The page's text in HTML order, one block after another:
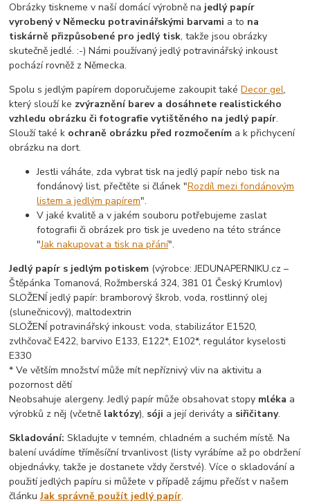
Obrázky tiskneme v naší domácí výrobně na jedlý papír
vyrobený v Německu potravinářskými barvami a to na
tiskárně přizpůsobené pro jedlý tisk, takže jsou obrázky
skutečně jedlé. :-) Námi používaný jedlý potravinářský inkoust
pochází rovněž z Německa.
Spolu s jedlým papírem doporučujeme zakoupit takéDecor gel,
který slouží ke zvýraznění barev a dosáhnete realistického
vzhledu obrázku či fotografie vytištěného na jedlý papír.
Slouží také k ochraně obrázku před rozmočením a k přichycení
obrázku na dort.
Jestli váháte, zda vybrat tisk na jedlý papír nebo tisk na
fondánový list, přečtěte si článek "Rozdíl mezi fondánovým
listem a jedlým papírem".
V jaké kvalitě a v jakém souboru potřebujeme zaslat
fotografii či obrázek pro tisk je uvedeno na této stránce
"Jak nakupovat a tisk na přání".
Jedlý papír s jedlým potiskem (výrobce: JEDUNAPERNIKU.cz –
Štěpánka Tomanová, Rožmberská 324, 381 01 Český Krumlov)
SLOŽENÍ jedlý papír: bramborový škrob, voda, rostlinný olej
(slunečnicový), maltodextrin
SLOŽENÍ potravinářský inkoust: voda, stabilizátor E1520,
zvlhčovač E422, barvivo E133, E122*, E102*, regulátor kyselosti
E330
* Ve větším množství může mít nepříznivý vliv na aktivitu a
pozornost dětí
Neobsahuje alergeny. Jedlý papír může obsahovat stopy mléka a
výrobků z něj (včetně laktózy), sóji a její deriváty a siřičitany.
Skladování: Skladujte v temném, chladném a suchém místě. Na
balení uvádíme tříměsíční trvanlivost (listy vyrábíme až po obdržení
objednávky, takže je dostanete vždy čerstvé). Více o skladování a
použití jedlých papíru si můžete v případě zájmu přečíst v našem
článkuJak správně použít jedlý papír.